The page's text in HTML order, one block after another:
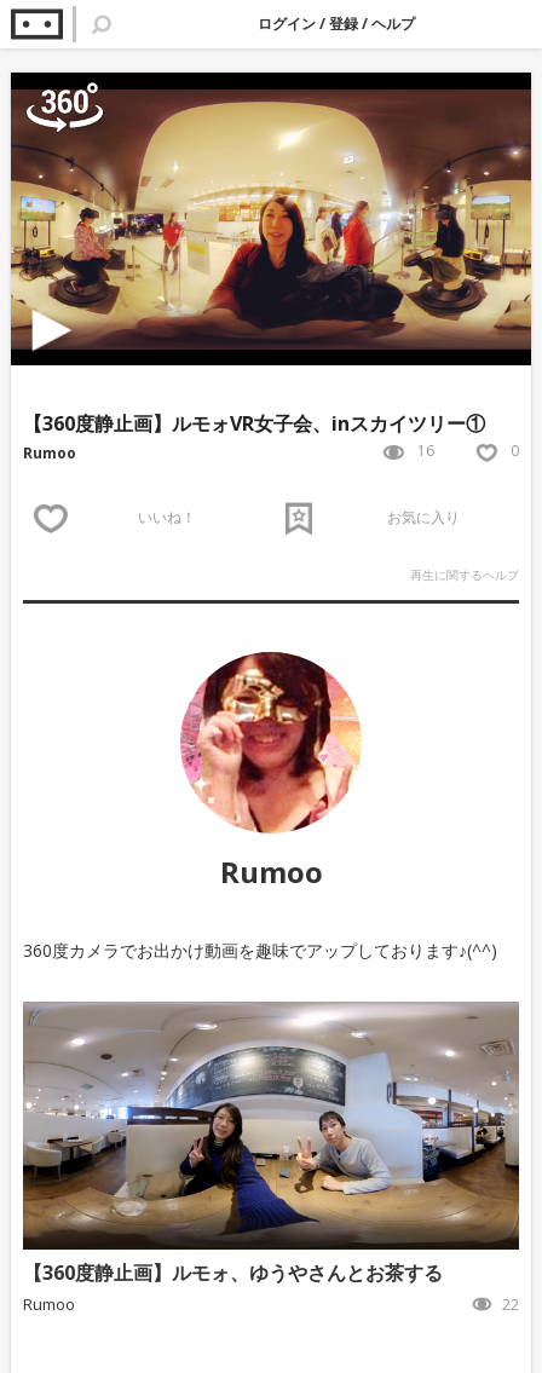
ログイン/登録/ヘルプ
【360度静止画】ルモォVR女子会、inスカイツリー①
Rumoo 16 0
いいね！ お気に入り
再生に関するヘルプ
Rumoo
360度カメラでお出かけ動画を趣味でアップしております♪(^^)
【360度静止画】ルモォ、ゆうやさんとお茶する
Rumoo 22